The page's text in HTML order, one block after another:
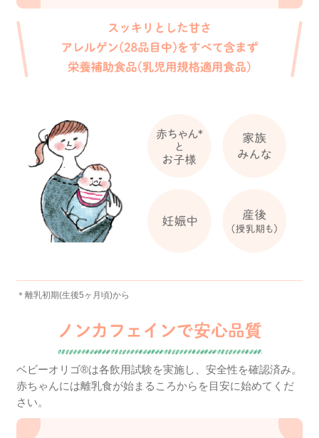
家族みんなの